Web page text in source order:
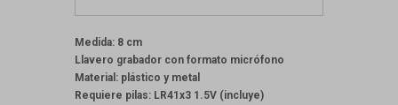
Medida: 8 cm
Llavero grabador con formato micrófono
Material: plástico y metal
Requiere pilas: LR41x3 1.5V (incluye)